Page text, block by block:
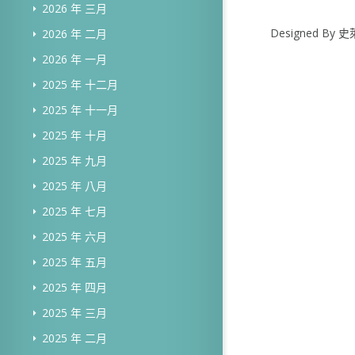
2026 年 三月
2026 年 二月
2026 年 一月
2025 年 十二月
2025 年 十一月
2025 年 十月
2025 年 九月
2025 年 八月
2025 年 七月
2025 年 六月
2025 年 五月
2025 年 四月
2025 年 三月
2025 年 二月
Designed By 史